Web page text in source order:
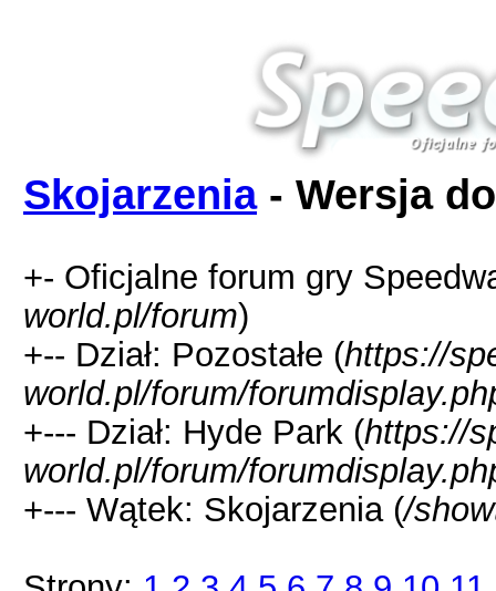
Skojarzenia- Wersja
+- Oficjalne forum gry
world.pl/forum)
+-- Dział: Pozostałe (https://
world.pl/forum/
+--- Dział: Hyde Park (https://
world.pl/forum/
+--- Wątek: Skojarzenia (/